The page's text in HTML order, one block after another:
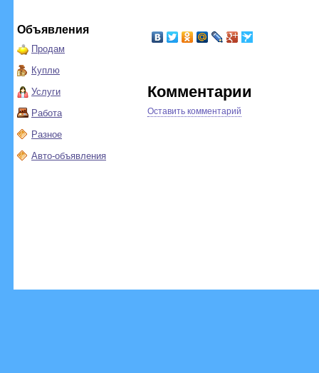
Объявления
Продам
Куплю
Услуги
Работа
Разное
Авто-объявления
Комментарии
Оставить комментарий